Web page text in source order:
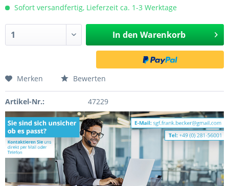
Sofort versandfertig, Lieferzeit ca. 1-3 Werktage
In den Warenkorb
Merken Bewerten
Artikel-Nr.: 47229